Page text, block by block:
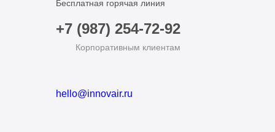
Бесплатная горячая линия
+7 (987) 254-72-92
Корпоративным клиентам
hello@innovair.ru